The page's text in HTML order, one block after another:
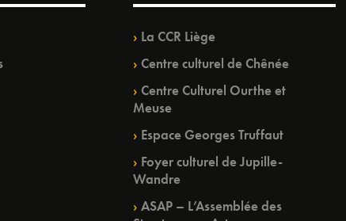
La CCR Liège
Centre culturel de Chênée
Centre Culturel Ourthe et
Meuse
Espace Georges Truffaut
Foyer culturel de Jupille-
Wandre
ASAP – L’Assemblée des